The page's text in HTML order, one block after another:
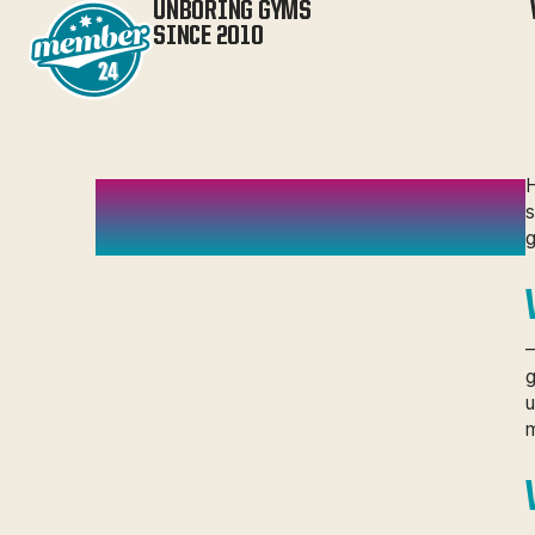
UNBORING GYMS
SINCE 2010
Member 24 / Inspiration
MEET EMELIE